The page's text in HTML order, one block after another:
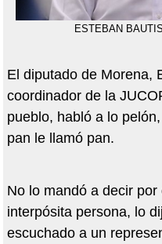
ESTEBAN
El diputado de Morena,
coordinador de la
pueblo, habló a lo
pan le llamó pan.
No lo mandó a decir
interpósita persona, lo
escuchado a un